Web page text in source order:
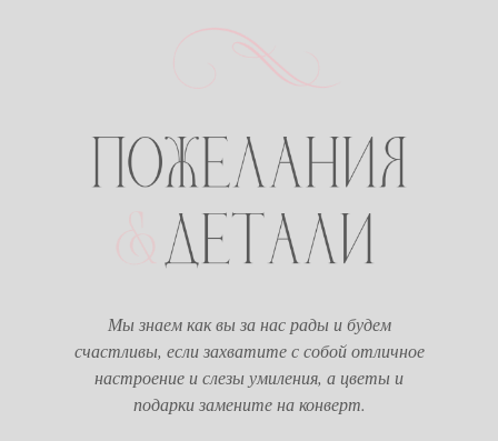
Мы знаем как вы за нас рады и будем
счастливы, если захватите с собой отличное
настроение и слезы умиления, а цветы и
подарки замените на конверт.